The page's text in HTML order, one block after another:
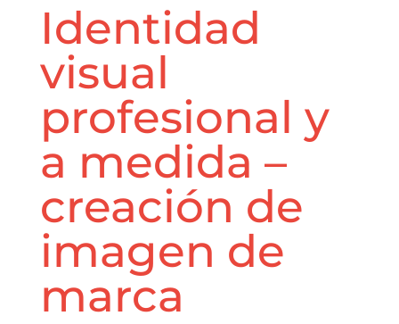
Identidad
visual
profesional y
a medida –
creación de
imagen de
marca